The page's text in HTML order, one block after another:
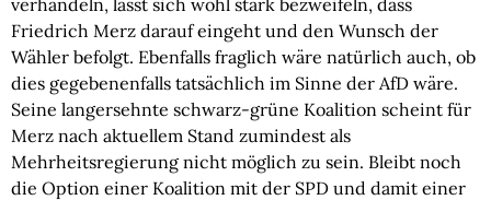
verhandeln, lässt sich wohl stark bezweifeln, dass
Friedrich Merz darauf eingeht und den Wunsch der
Wähler befolgt. Ebenfalls fraglich wäre natürlich auch, ob
dies gegebenenfalls tatsächlich im Sinne der AfD wäre.
Seine langersehnte schwarz-grüne Koalition scheint für
Merz nach aktuellem Stand zumindest als
Mehrheitsregierung nicht möglich zu sein. Bleibt noch
die Option einer Koalition mit der SPD und damit einer